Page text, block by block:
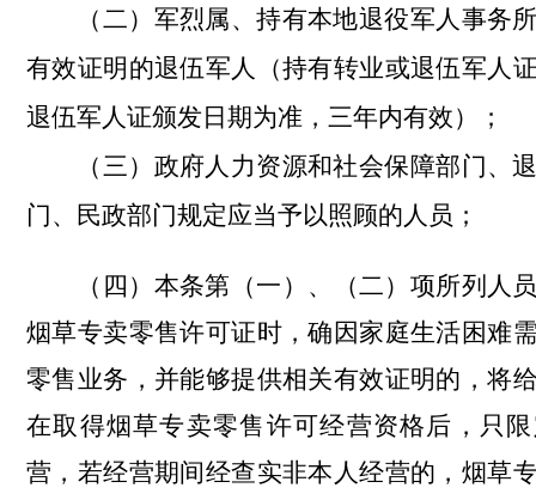
（二） 军烈属、持有本地退役军人事务
有效证明的退伍军人（持有转业或退伍军人
退伍军人证颁发日期为准，三年内有效）；
（三） 政府人力资源和社会保障部门、
门、民政部门规定应当予以照顾的人员；
（四） 本条第（一） 、
（二）项所列人
烟草专卖零售许可证时，确因家庭生活困难
零售业务，并能够提供相关有效证明的，将
在取得烟草专卖零售许可经营资格后，只
营，若经营期间经查实非本人经营的，烟草